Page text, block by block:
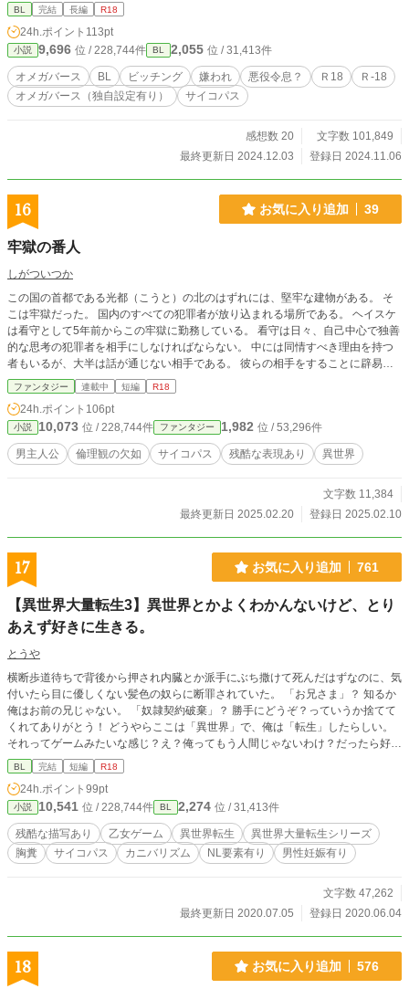
針のむしろ状態で大学を中退させられたあと、小さな家を与えられ無愛想
な家政婦と唯一優しかった祖母暮らしていた。 そこで次々と持ち込まれる縁
談の話。 すべてを突っぱねていたが、優しかった祖母が倒れてから状況は
変わった。 跡取り候補の弟からの脅しで、皇大郎は渋々縁談を受け入れ
た。 相手は貴島グループ(金融から不動産、他にも様々な業界にて拡大成長し
た巨大企業グループ)のいわるる御曹司。 貴島 高貴 (きじま こうき)である。
顔こそイケメンだが性格の悪い男で、もちろんアルファ。 見合いの席でと
たものの、相手の会社で働くように要求された。 案の定、会社では腫れ物扱
い。ヒソヒソされ嫌がらせも続く。 それでも祖母のため家のため必死で耐
誘ってみるも素っ気なく断られる。 どこにいても孤独――そんな日々を三ヶ
月。 ついに決定的な出来事が起こる。 社内の女性社員たちに呼び出され、
婚約者には愛する人がいるから婚約破棄しろと罵倒される。 傷ついた皇大
郎に追い打ちをかけるような出来事が。 そしてようやく決意した。 婚約破
棄して家出してやろう、と。 クズなアルファ(？)に愛想をつかした生きる力強
BL 完結 長編 R18
24h.ポイント 113pt
小説 9,696 位 / 228,744件 BL 2,055 位 / 31,413件
オメガバース BL ビッチング 嫌われ 悪役令息？ Ｒ18
Ｒ-18
オメガバース（独自設定有り）
サイコパス
感想数 20
文字数 101,849
最終更新日 2024.12.03
登録日 2024.11.06
16 お気に入り追加 39
牢獄の番人
しがついつか
この国の首都である光都（こうと）の北のはずれには、堅牢な建物がある。 そ
こは牢獄だった。 国内のすべての犯罪者が放り込まれる場所である。 ヘイスケ
は看守として5年前からこの牢獄に勤務している。 看守は日々、自己中心で独善
的な思考の犯罪者を相手にしなければならない。 中には同情すべき理由を持つ
者もいるが、大半は話が通じない相手である。 彼らの相手をすることに辟易
し、職を辞す者も決して少なくない。 看守の職に就いたことで心を壊した者も
過去にはいる。 心優しい人間には務まらない看守の仕事を、ヘイスケは淡々と
こなしていた。
ファンタジー 連載中 短編 R18
24h.ポイント 106pt
小説 10,073 位 / 228,744件 ファンタジー 1,982 位 / 53,296件
男主人公 倫理観の欠如 サイコパス 残酷な表現あり 異世界
文字数 11,384
最終更新日 2025.02.20
登録日 2025.02.10
17 お気に入り追加 761
【異世界大量転生3】異世界とかよくわかんないけど、とり
あえず好きに生きる。
とうや
横断歩道待ちで背後から押され内臓とか派手にぶち撒けて死んだはずなのに、気
付いたら目に優しくない髪色の奴らに断罪されていた。 「お兄さま」？ 知るか
俺はお前の兄じゃない。 「奴隷契約破棄」？ 勝手にどうぞ？っていうか捨てて
くれてありがとう！ どうやらここは「異世界」で、俺は「転生」したらしい。
それってゲームみたいな感じ？え？俺ってもう人間じゃないわけ？だったら好き
に生きていいよな？え？なにこのイモムシ？戦争？結婚？めんどくせえ。とりあ
えず食って良い？ 頭のネジの抜けた美形中心多数攻め受け。 シリーズ中の『オ
リジン』って大体こんないきものっていうサンプルです。主人公に共感できない
お話。前作の裏ではこんなことが起きてましたって言うだけです。 異世界大量
転生シリーズ秋津國編開幕です。 **************** * ATTENTION * ****************
*タグをよくご確認ください。人間の命が非常に軽い話です。微グロ、胸糞、モ
ラル底辺の苦手な方はご遠慮ください。面白くない、気持ち悪いなど、本人が
BL 完結 短編 R18
24h.ポイント 99pt
小説 10,541 位 / 228,744件 BL 2,274 位 / 31,413件
残酷な描写あり 乙女ゲーム 異世界転生
異世界大量転生シリーズ
胸糞
サイコパス カニバリズム NL要素有り 男性妊娠有り
文字数 47,262
最終更新日 2020.07.05
登録日 2020.06.04
18 お気に入り追加 576